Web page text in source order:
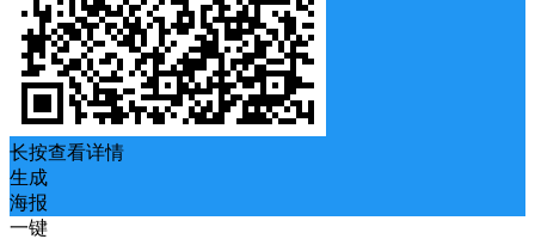
长按查看详情
生成
海报
一键